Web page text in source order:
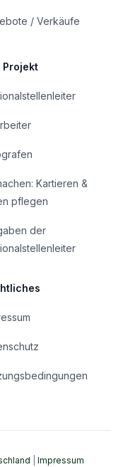
/ Verkäufe
Projekt
Kartieren &
pflegen
der
Impressum